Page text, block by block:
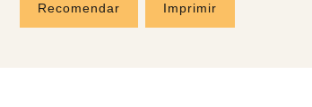
Recomendar Imprimir